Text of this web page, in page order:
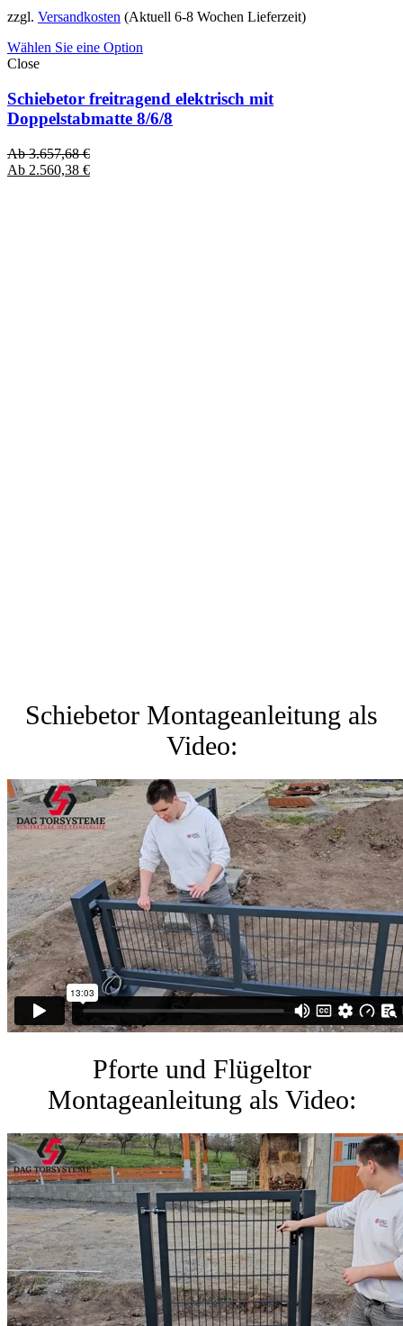
zzgl. Versandkosten (Aktuell 6-8 Wochen Lieferzeit)
Wählen Sie eine Option
Close
Schiebetor freitragend elektrisch mit
Doppelstabmatte 8/6/8
Ab3.657,68€
Ab 2.560,38 €
Schiebetor Montageanleitung als
Video:
Pforte und Flügeltor
Montageanleitung als Video: